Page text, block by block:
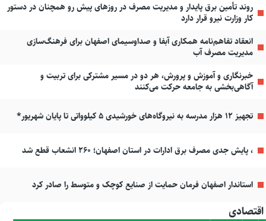
روند تأمین برق پایدار و مدیریت مصرف در روزهای پیش رو همچنان در دستور
کار وزارت نیرو قرار دارد
انعقاد تفاهم‌نامه همکاری آبفا و صداوسیمای اصفهان برای فرهنگ‌سازی
مدیریت مصرف آب
خبرنگاری و آموزش و پرورش، هر دو در مسیر مشترکی برای تربیت و
آگاهی‌بخشی به جامعه حرکت می‌کنند
تجهیز ۱۲ هزار مدرسه به نیروگاه‌های خورشیدی ۵ کیلوواتی تا پایان شهریور*
، پایش جدی مصرف برق ادارات در استان اصفهان؛ ۲۶۰ انشعاب قطع شد
استاندار اصفهان فرمان حمایت از صنایع کوچک و متوسط را صادر کرد
اقتصادی